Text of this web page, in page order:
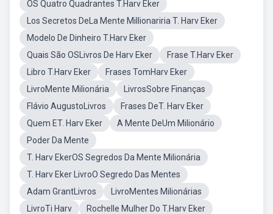
OS Quatro Quadrantes T.Harv Eker
Los Secretos DeLa Mente Millionariria T. Harv Eker
Modelo De Dinheiro T.Harv Eker
Quais São OSLivros De Harv Eker
Frase T.Harv Eker
Libro T.Harv Eker
Frases TomHarv Eker
LivroMente Milionária
LivrosSobre Finanças
Flávio AugustoLivros
Frases DeT. Harv Eker
Quem ET. Harv Eker
A Mente DeUm Milionário
Poder Da Mente
T. Harv EkerOS Segredos Da Mente Milionária
T. Harv Eker LivroO Segredo Das Mentes
Adam GrantLivros
LivroMentes Milionárias
LivroTi Harv
Rochelle Mulher Do T.Harv Eker